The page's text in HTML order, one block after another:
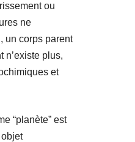
ou
ne
un corps parent
n’existe plus,
et
“planète” est